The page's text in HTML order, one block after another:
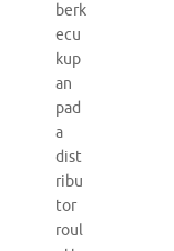
berk
ecu
kup
an
pad
a
dist
ribu
tor
roul